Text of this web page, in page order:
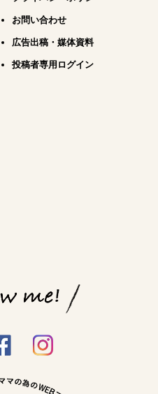
お問い合わせ
広告出稿・媒体資料
投稿者専用ログイン